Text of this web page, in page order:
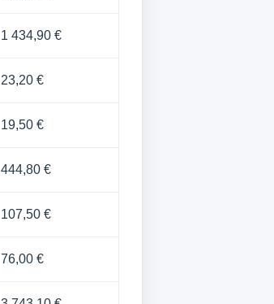
1 434,90 €
23,20 €
19,50 €
444,80 €
107,50 €
76,00 €